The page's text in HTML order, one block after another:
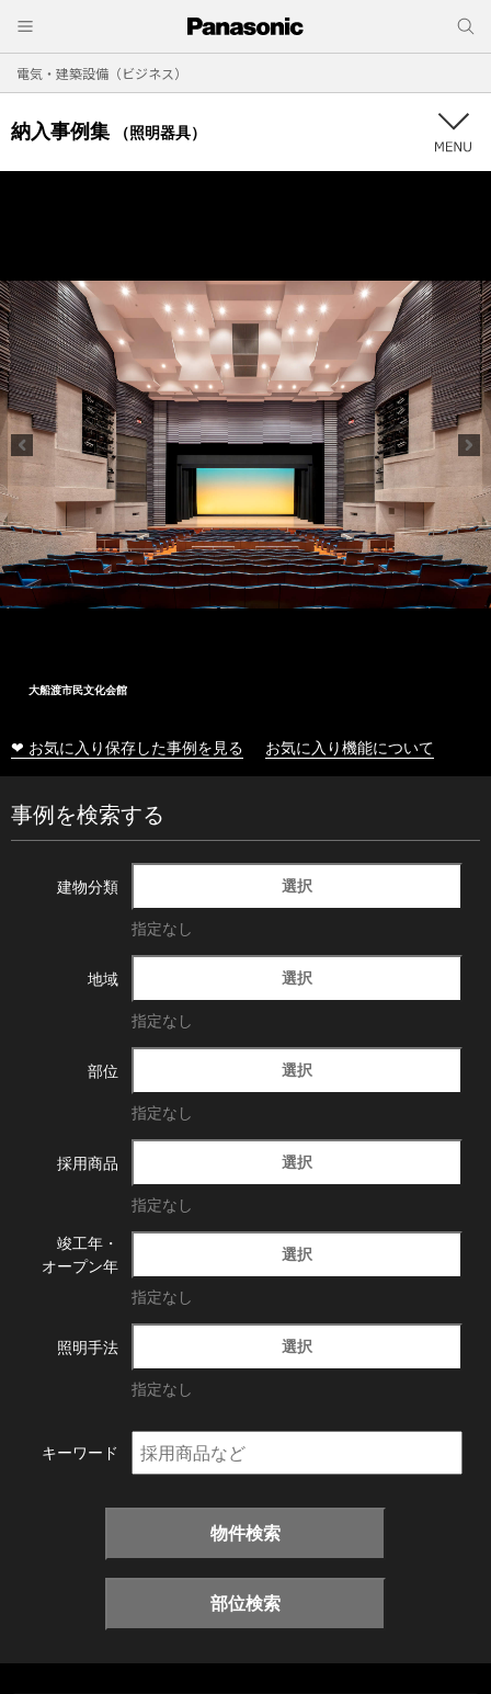
電気・建築設備（ビジネス）
納入事例集 （照明器具）
大船渡市民文化会館
❤ お気に入り保存した事例を見る お気に入り機能について
事例を検索する
建物分類 選択
指定なし
地域 選択
指定なし
部位 選択
指定なし
採用商品 選択
指定なし
竣工年・
オープン年
選択
指定なし
照明手法 選択
指定なし
キーワード
物件検索
部位検索